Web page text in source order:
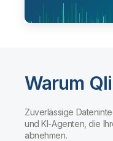
Warum
Zuverlässige
und KI-Agenten, die
abnehmen.